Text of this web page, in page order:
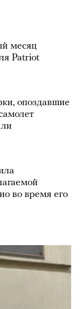
месяц
Patriot
опоздавшие
во время его